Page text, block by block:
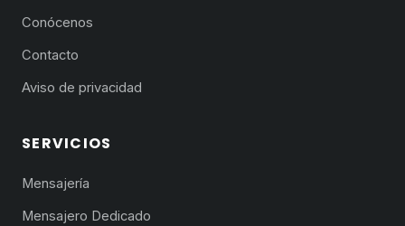
Conócenos
Contacto
Aviso de privacidad
SERVICIOS
Mensajería
Mensajero Dedicado